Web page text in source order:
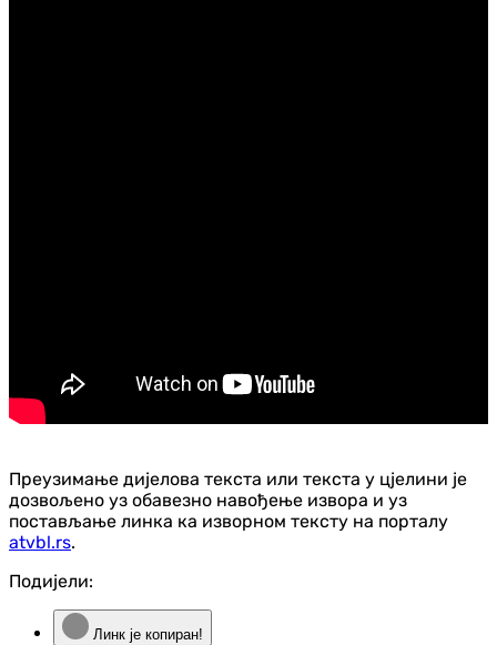
Преузимање дијелова текста или текста у цјелини је
дозвољено уз обавезно навођење извора и уз
постављање линка ка изворном тексту на порталу
atvbl.rs.
Подијели:
Линк је копиран!